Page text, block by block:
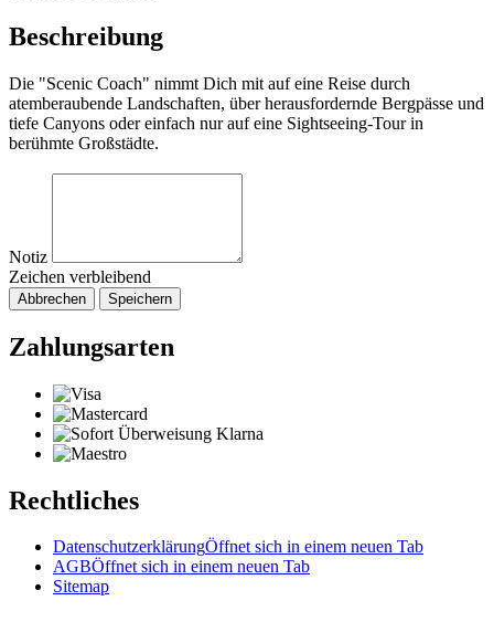
Beschreibung
Die "Scenic Coach" nimmt Dich mit auf eine Reise durch
atemberaubende Landschaften, über herausfordernde Bergpässe und
tiefe Canyons oder einfach nur auf eine Sightseeing-Tour in
berühmte Großstädte.
Notiz
Zeichen verbleibend
Abbrechen Speichern
Zahlungsarten
Rechtliches
DatenschutzerklärungÖffnet sich in einem neuen Tab
AGBÖffnet sich in einem neuen Tab
Sitemap